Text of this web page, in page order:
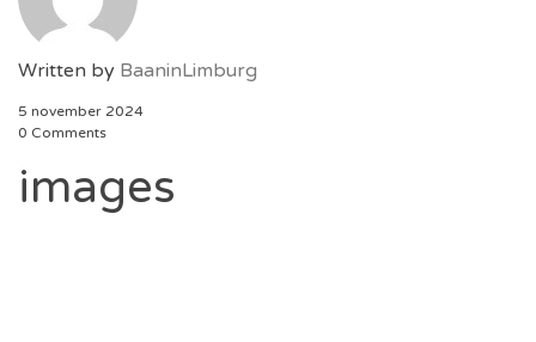
Written by BaaninLimburg
5 november 2024
0 Comments
images